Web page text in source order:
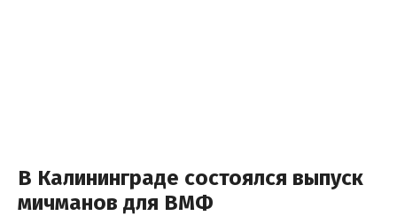
В Калининграде состоялся выпуск
мичманов для ВМФ